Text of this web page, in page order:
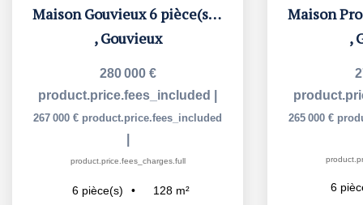
Maison Gouvieux 6 pièce(s) 128 m2
,Gouvieux
280 000 €
product.price.fees_included
267 000 € product.price.fees_included
product.price.fees_charges.full
6 pièce(s) 128 m²
,
265 000 €
6